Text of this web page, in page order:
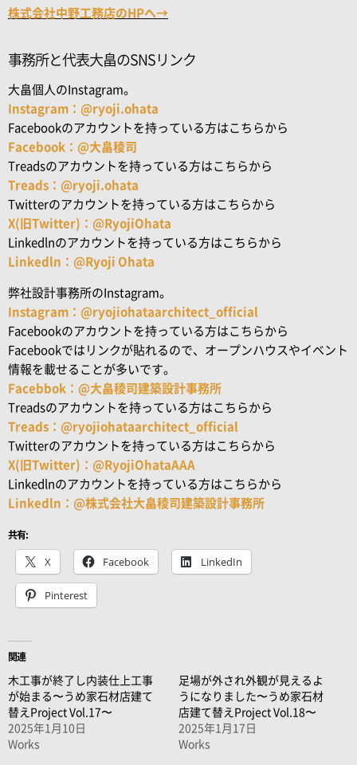
株式会社中野工務店のHPへ→
事務所と代表大畠のSNSリンク
大畠個人のInstagram。
Instagram：@ryoji.ohata
Facebookのアカウントを持っている方はこちらから
Facebook：@大畠稜司
Treadsのアカウントを持っている方はこちらから
Treads：@ryoji.ohata
Twitterのアカウントを持っている方はこちらから
X(旧Twitter)：@RyojiOhata
Linkedlnのアカウントを持っている方はこちらから
Linkedln：@Ryoji Ohata
弊社設計事務所のInstagram。
Instagram：@ryojiohataarchitect_official
Facebookのアカウントを持っている方はこちらから
Facebookではリンクが貼れるので、オープンハウスやイベント
情報を載せることが多いです。
Facebbok：@大畠稜司建築設計事務所
Treadsのアカウントを持っている方はこちらから
Treads：@ryojiohataarchitect_official
Twitterのアカウントを持っている方はこちらから
X(旧Twitter)：@RyojiOhataAAA
Linkedlnのアカウントを持っている方はこちらから
Linkedln：@株式会社大畠稜司建築設計事務所
共有:
X Facebook LinkedIn
Pinterest
関連
木工事が終了し内装仕上工事
が始まる〜うめ家石材店建て
替えProject Vol.17〜
2025年1月10日
Works
足場が外され外観が見えるよ
うになりました〜うめ家石材
店建て替えProject Vol.18〜
2025年1月17日
Works